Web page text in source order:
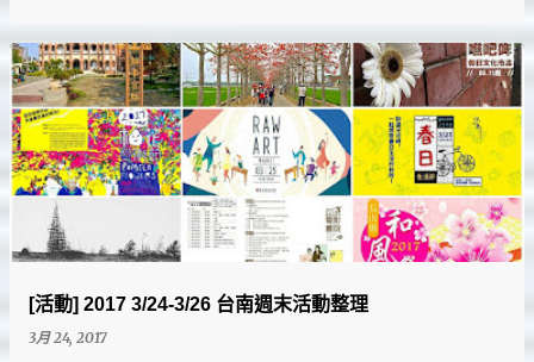
[活動] 2017 3/24-3/26 台南週末活動整理
3月 24, 2017